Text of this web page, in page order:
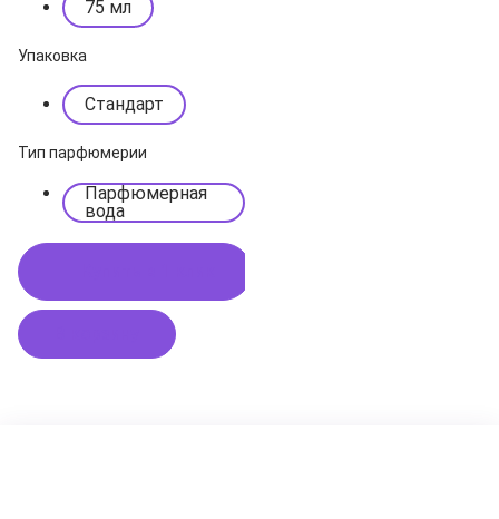
75 мл
Упаковка
Стандарт
Тип парфюмерии
Парфюмерная
вода